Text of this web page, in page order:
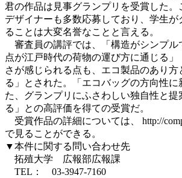
君の作品は見事グランプリを受賞した。
デザイナーも多数応募しており、学生が
ることは大変名誉なことと言える。
審査員の講評では、「構造がシンプル
点が江戸時代の荷物の運び方に通じる」
さが感じられる点も、エコ製品のあり方
る」とされた。「エコバッグの方向性に
た、グランプリにふさわしい独自性と提
る」との高評価を得ての受賞だ。
受賞作品の詳細については、 http://
で見ることができる。
▼本件に関する問い合わせ先
拓殖大学 広報部広報課
TEL： 03-3947-7160